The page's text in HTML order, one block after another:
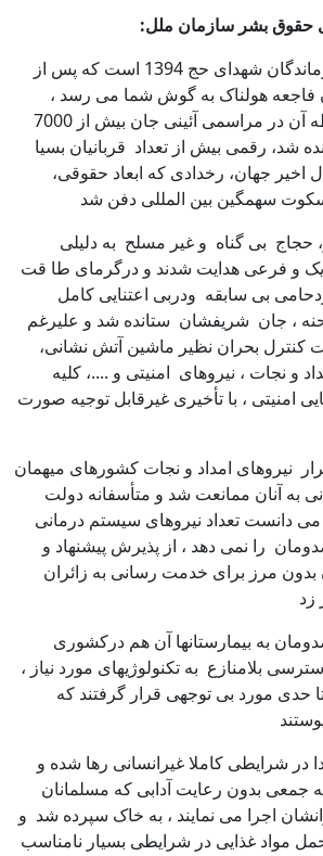
حقوق بشر سازمان ملل
با سلام، این صدای بازماندگان شهدای حج 1394 است که پس از
فاجعه هولناک به گوش شما می رسد ،
فاجعه ای که به واسطه آن در مراسمی آئینی جان بیش از 7000
شد، رقمی بیش از تعداد قربانیان بسیا
جهان، رخدادی که ابعاد حقوقی،
سهمگین بین المللی دفن شد
حجاج بی گناه و غیر مسلح به دلیلی
و فرعی هدایت شدند و درگرمای طا قت
بی سابقه ودربی اعتنایی کامل
، جان شریفشان ستانده شد و علیرغم
کنترل بحران نظیر ماشین آتش نشانی،
و نجات ، نیروهای امنیتی و ....، کلیه
امنیتی ، با تأخیری غیرقابل توجیه صورت
نیروهای امداد و نجات کشورهای میهمان
به آنان ممانعت شد و متأسفانه دولت
دانست تعداد نیروهای سیستم درمانی
را نمی دهد ، از پذیرش پیشنهاد و
بدون مرز برای خدمت رسانی به زائران
زد
به بیمارستانها آن هم درکشوری
بلامنازع به تکنولوژیهای مورد نیاز ،
حدی مورد بی توجهی قرار گرفتند که
در شرایطی کاملا غیرانسانی رها شده و
جمعی بدون رعایت آدابی که مسلمانان
اجرا می نمایند ، به خاک سپرده شد و
مواد غذایی در شرایطی بسیار نامناسب